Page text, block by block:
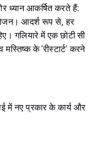
ध्यान आकर्षित करते हैं:
आदर्श रूप से, हर
गलियारे में एक छोटी सी
के 'रीस्टार्ट' करने
में नए प्रकार के कार्य और